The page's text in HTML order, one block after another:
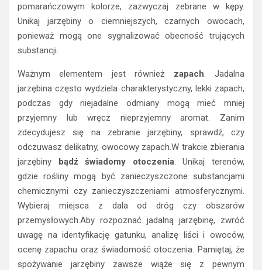
pomarańczowym kolorze, zazwyczaj zebrane w kępy.
Unikaj jarzębiny o ciemniejszych, czarnych owocach,
ponieważ mogą one sygnalizować obecność trujących
substancji.
Ważnym elementem jest również zapach . Jadalna
jarzębina często wydziela charakterystyczny, lekki zapach,
podczas gdy niejadalne odmiany mogą mieć mniej
przyjemny lub wręcz nieprzyjemny aromat. Zanim
zdecydujesz się na zebranie jarzębiny, sprawdź, czy
odczuwasz delikatny, owocowy zapach.W trakcie zbierania
jarzębiny bądź świadomy otoczenia . Unikaj terenów,
gdzie rośliny mogą być zanieczyszczone substancjami
chemicznymi czy zanieczyszczeniami atmosferycznymi.
Wybieraj miejsca z dala od dróg czy obszarów
przemysłowych.Aby rozpoznać jadalną jarzębinę, zwróć
uwagę na identyfikację gatunku, analizę liści i owoców,
ocenę zapachu oraz świadomość otoczenia. Pamiętaj, że
spożywanie jarzębiny zawsze wiąże się z pewnym